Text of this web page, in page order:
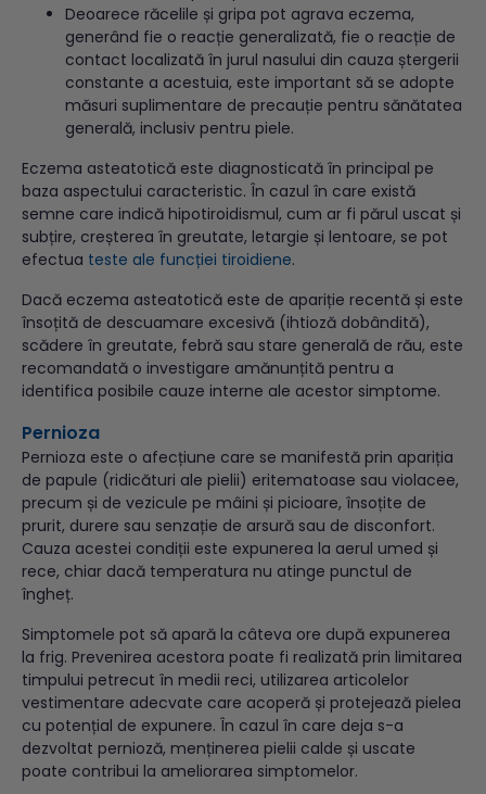
Deoarece răcelile și gripa pot agrava eczema,
generând fie o reacție generalizată, fie o reacție de
contact localizată în jurul nasului din cauza ștergerii
constante a acestuia, este important să se adopte
măsuri suplimentare de precauție pentru sănătatea
generală, inclusiv pentru piele.
Eczema asteatotică este diagnosticată în principal pe
baza aspectului caracteristic. În cazul în care există
semne care indică hipotiroidismul, cum ar fi părul uscat și
subțire, creșterea în greutate, letargie și lentoare, se pot
efectua teste ale funcției tiroidiene.
Dacă eczema asteatotică este de apariție recentă și este
însoțită de descuamare excesivă (ihtioză dobândită),
scădere în greutate, febră sau stare generală de rău, este
recomandată o investigare amănunțită pentru a
identifica posibile cauze interne ale acestor simptome.
Pernioza
Pernioza este o afecțiune care se manifestă prin apariția
de papule (ridicături ale pielii) eritematoase sau violacee,
precum și de vezicule pe mâini și picioare, însoțite de
prurit, durere sau senzație de arsură sau de disconfort.
Cauza acestei condiții este expunerea la aerul umed și
rece, chiar dacă temperatura nu atinge punctul de
îngheț.
Simptomele pot să apară la câteva ore după expunerea
la frig. Prevenirea acestora poate fi realizată prin limitarea
timpului petrecut în medii reci, utilizarea articolelor
vestimentare adecvate care acoperă și protejează pielea
cu potențial de expunere. În cazul în care deja s-a
dezvoltat pernioză, menținerea pielii calde și uscate
poate contribui la ameliorarea simptomelor.